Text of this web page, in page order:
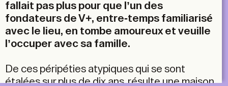
fallait pas plus pour que l’un des
fondateurs de V+, entre-temps familiarisé
avec le lieu, en tombe amoureux et veuille
l’occuper avec sa famille.
De ces péripéties atypiques qui se sont
étalées sur plus de dix ans, résulte une maison